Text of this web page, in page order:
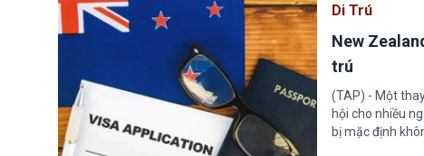
Di Trú
New
trú
(TAP) - Một
hội cho nhiều
bị mặc định